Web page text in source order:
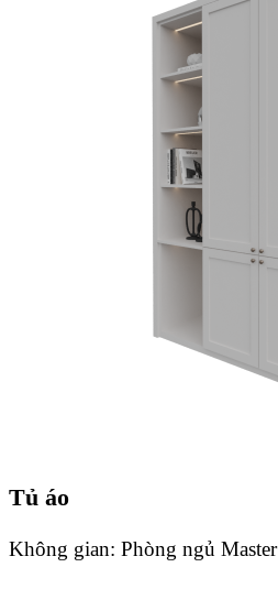
Tủ áo
Không gian: Phòng ngủ Master